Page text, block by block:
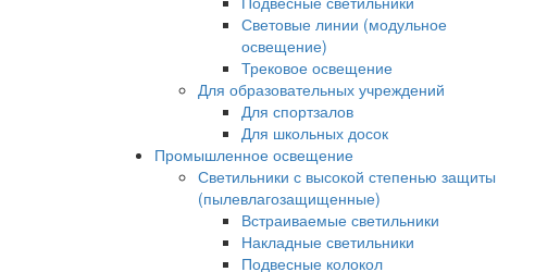
Световые линии (модульное
освещение)
Трековое освещение
Для образовательных учреждений
Для спортзалов
Для школьных досок
Промышленное освещение
Светильники с высокой степенью защиты
(пылевлагозащищенные)
Встраиваемые светильники
Накладные светильники
Подвесные колокол